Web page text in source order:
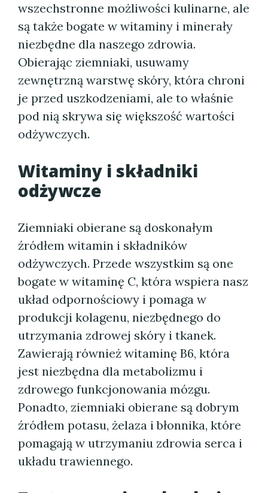
wszechstronne możliwości kulinarne, ale
są także bogate w witaminy i minerały
niezbędne dla naszego zdrowia.
Obierając ziemniaki, usuwamy
zewnętrzną warstwę skóry, która chroni
je przed uszkodzeniami, ale to właśnie
pod nią skrywa się większość wartości
odżywczych.
Witaminy i składniki
odżywcze
Ziemniaki obierane są doskonałym
źródłem witamin i składników
odżywczych. Przede wszystkim są one
bogate w witaminę C, która wspiera nasz
układ odpornościowy i pomaga w
produkcji kolagenu, niezbędnego do
utrzymania zdrowej skóry i tkanek.
Zawierają również witaminę B6, która
jest niezbędna dla metabolizmu i
zdrowego funkcjonowania mózgu.
Ponadto, ziemniaki obierane są dobrym
źródłem potasu, żelaza i błonnika, które
pomagają w utrzymaniu zdrowia serca i
układu trawiennego.